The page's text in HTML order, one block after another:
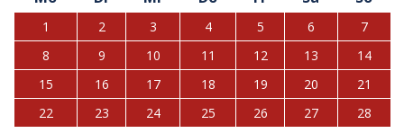
1 2 3 4 5 6
7
8
9 10 11 12 13
14
15
16 17 18 19 20
21
22
23 24 25 26 27 28